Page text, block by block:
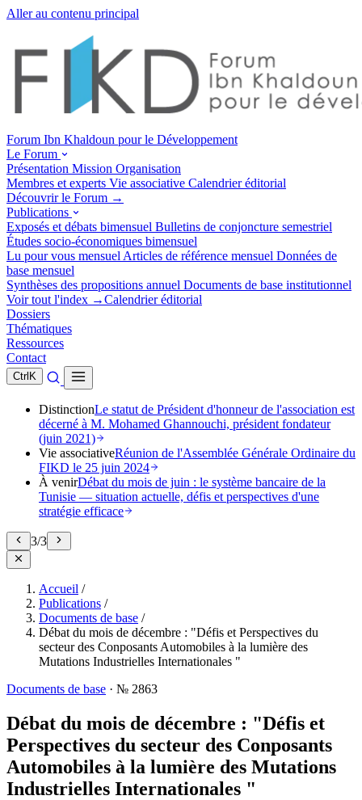
Aller au contenu principal
Forum Ibn Khaldoun pour le Développement
Le Forum
Présentation Mission Organisation
Membres et experts Vie associative Calendrier éditorial
Découvrir le Forum →
Publications
Exposés et débats bimensuel Bulletins de conjoncture semestriel
Études socio-économiques bimensuel
Lu pour vous mensuel Articles de référence mensuel Données de
base mensuel
Synthèses des propositions annuel Documents de base institutionnel
Voir tout l'index →Calendrier éditorial
Dossiers
Thématiques
Ressources
Contact
Ctrl K
DistinctionLe statut de Président d'honneur de l'association est
décerné à M. Mohamed Ghannouchi, président fondateur
(juin 2021)
Vie associativeRéunion de l'Assemblée Générale Ordinaire du
FIKD le 25 juin 2024
À venirDébat du mois de juin : le système bancaire de la
Tunisie — situation actuelle, défis et perspectives d'une
stratégie efficace
3/3
Accueil /
Publications /
Documents de base /
Débat du mois de décembre : "Défis et Perspectives du
secteur des Conposants Automobiles à la lumière des
Mutations Industrielles Internationales "
Documents de base · № 2863
Débat du mois de décembre : "Défis et
Perspectives du secteur des Conposants
Automobiles à la lumière des Mutations
Industrielles Internationales "